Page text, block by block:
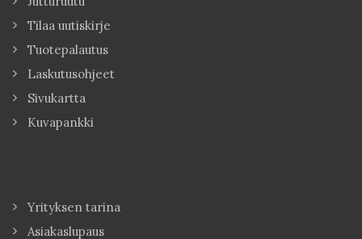
Tilaa uutiskirje
Tuotepalautus
Laskutusohjeet
Sivukartta
Kuvapankki
Yrityksen tarina
Asiakaslupaus